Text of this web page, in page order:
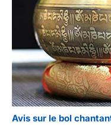
Avis sur le bol